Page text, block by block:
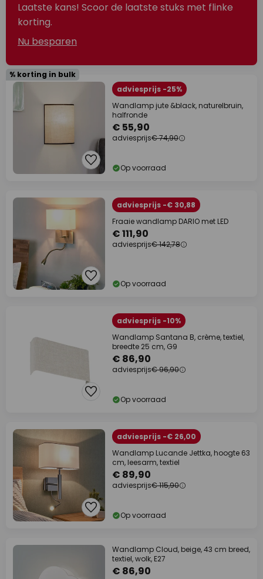
Laatste kans! Scoor de laatste stuks met flinke
korting.
Nu besparen
% korting in bulk
adviesprijs -25%
Wandlamp jute &black, naturelbruin,
halfronde
€ 55,90
adviesprijs€ 74,90
Op voorraad
adviesprijs -€ 30,88
Fraaie wandlamp DARIO met LED
€ 111,90
adviesprijs€ 142,78
Op voorraad
adviesprijs -10%
Wandlamp Santana B, crème, textiel,
breedte 25 cm, G9
€ 86,90
adviesprijs€ 96,90
Op voorraad
adviesprijs -€ 26,00
Wandlamp Lucande Jettka, hoogte 63
cm, leesarm, textiel
€ 89,90
adviesprijs€ 115,90
Op voorraad
Wandlamp Cloud, beige, 43 cm breed,
textiel, wolk, E27
€ 86,90